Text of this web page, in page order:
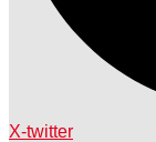
X-twitter